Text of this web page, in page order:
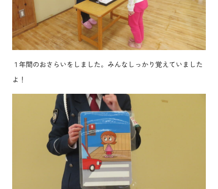
１年間のおさらいをしました。みんなしっかり覚えていました
よ！